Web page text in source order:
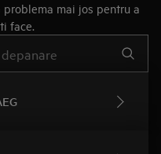
problema mai jos pentru a
face.